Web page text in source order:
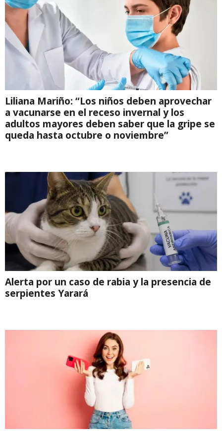
Liliana Mariño: “Los niños deben aprovechar
a vacunarse en el receso invernal y los
adultos mayores deben saber que la gripe se
queda hasta octubre o noviembre”
Alerta por un caso de rabia y la presencia de
serpientes Yarará